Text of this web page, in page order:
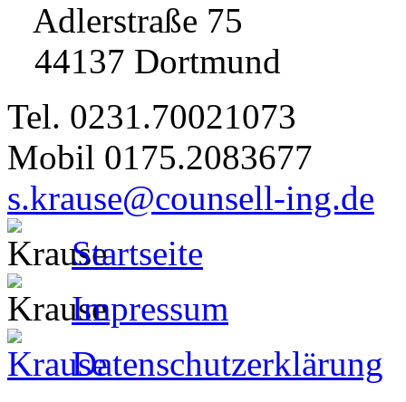
Adlerstraße 75
44137 Dortmund
Tel. 0231.70021073
Mobil 0175.2083677
s.krause@counsell-ing.de
Startseite
Impressum
Datenschutzerklärung